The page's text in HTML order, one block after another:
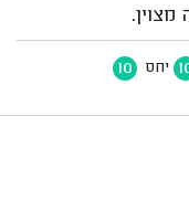
יחס 10